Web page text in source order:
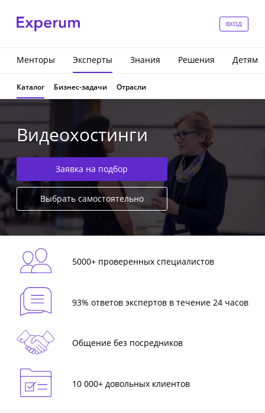
ВХОД
Менторы Эксперты Знания Решения Детям
Каталог Бизнес-задачи Отрасли
Видеохостинги
Заявка на подбор
Выбрать самостоятельно
5000+ проверенных специалистов
93% ответов экспертов в течение 24 часов
Общение без посредников
10 000+ довольных клиентов